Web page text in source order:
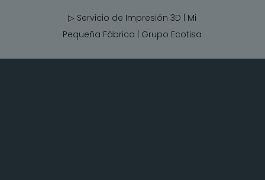
▷ Servicio de Impresión 3D | Mi
Pequeña Fábrica | Grupo Ecotisa